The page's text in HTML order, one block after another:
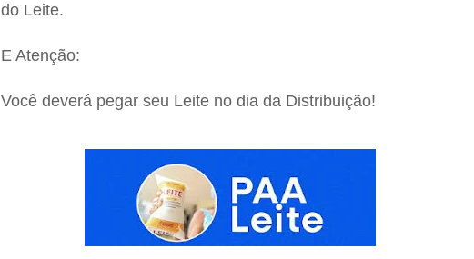
do Leite.
E Atenção:
Você deverá pegar seu Leite no dia da Distribuição!